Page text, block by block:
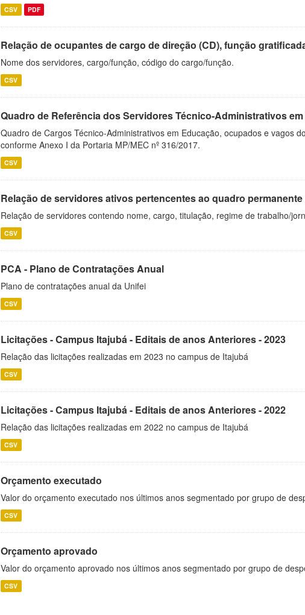
CSV PDF
Relação de ocupantes de cargo de direção (CD), função
Nome dos servidores, cargo/função, código do cargo/função.
CSV
Quadro de Referência dos Servidores Técnico-Administrativos
Quadro de Cargos Técnico-Administrativos em Educação, ocupados e vagos
conforme Anexo I da Portaria MP/MEC nº 316/2017.
CSV
Relação de servidores ativos pertencentes ao quadro permanente
Relação de servidores contendo nome, cargo, titulação, regime de trabalho/
CSV
PCA - Plano de Contratações Anual
Plano de contratações anual da Unifei
CSV
Licitações - Campus Itajubá - Editais de anos Anteriores - 2023
Relação das licitações realizadas em 2023 no campus de Itajubá
CSV
Licitações - Campus Itajubá - Editais de anos Anteriores - 2022
Relação das licitações realizadas em 2022 no campus de Itajubá
CSV
Orçamento executado
Valor do orçamento executado nos últimos anos segmentado por grupo de
CSV
Orçamento aprovado
Valor do orçamento aprovado nos últimos anos segmentado por grupo de
CSV